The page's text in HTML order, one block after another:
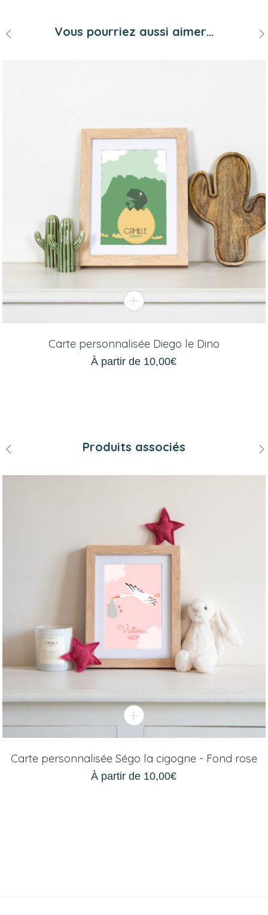
Vous pourriez aussi aimer…
Carte personnalisée Diego le Dino
À partir de 10,00€
Produits associés
Carte personnalisée Ségo la cigogne - Fond rose
À partir de 10,00€